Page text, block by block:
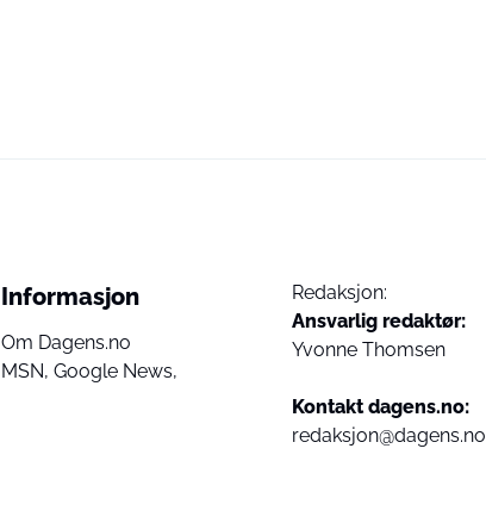
Informasjon
Om Dagens.no
MSN, Google News,
Redaksjon:
Ansvarlig redaktør:
Yvonne Thomsen
Kontakt dagens.no:
redaksjon@dagens.no